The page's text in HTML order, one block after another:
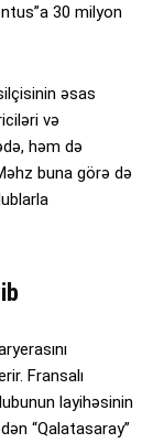
30 milyon
əsas
və
həm də
buna görə də
Fransalı
layihəsinin
“Qalatasaray”